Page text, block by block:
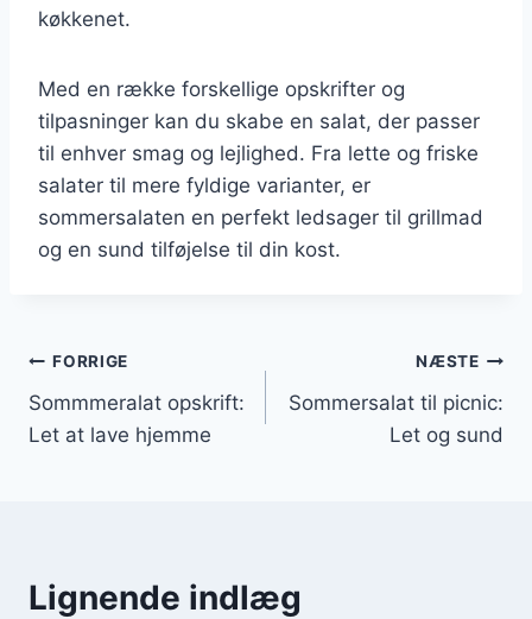
køkkenet.
Med en række forskellige opskrifter og
tilpasninger kan du skabe en salat, der passer
til enhver smag og lejlighed. Fra lette og friske
salater til mere fyldige varianter, er
sommersalaten en perfekt ledsager til grillmad
og en sund tilføjelse til din kost.
Indlægsnavigation
FORRIGE
Sommmeralat opskrift:
Let at lave hjemme
NÆSTE
Sommersalat til picnic:
Let og sund
Lignende indlæg